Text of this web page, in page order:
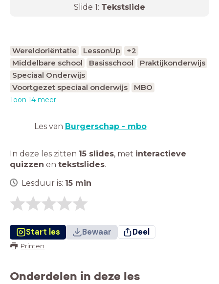
Slide 1: Tekstslide
Wereldoriëntatie LessonUp
+2
Middelbare school
Basisschool
Praktijkonderwijs
Speciaal Onderwijs
Voortgezet speciaal onderwijs
MBO
Toon 14 meer
Les van Burgerschap - mbo
In deze les zitten 15 slides, met interactieve
quizzen en tekstslides.
Lesduur is: 15 min
Start les Bewaar Deel
Printen
Onderdelen in deze les